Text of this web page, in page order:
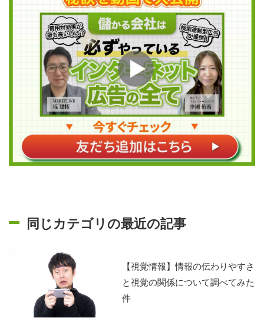
同じカテゴリの最近の記事
【視覚情報】情報の伝わりやすさ
と視覚の関係について調べてみた
件